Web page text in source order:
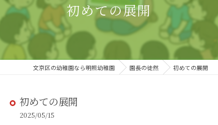
初めての展開
文京区の幼稚園なら明照幼稚園 園長の徒然 初めての展開
初めての展開
2025/05/15